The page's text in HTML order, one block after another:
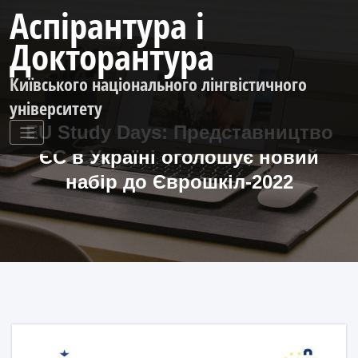
контенту
Аспірантура і
Докторантура
Київського національного лінгвістичного
університету
EU Study Days: Представництво
ЄC в Україні оголошує новий
набір до Єврошкіл-2022